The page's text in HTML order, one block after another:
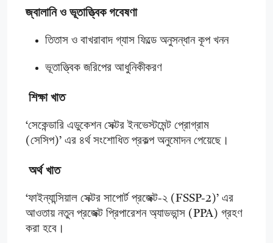
জ্বালানি ও ভূতাত্ত্বিক গবেষণা
তিতাস ও বাখরাবাদ গ্যাস ফিল্ডে অনুসন্ধান কূপ খনন
ভূতাত্ত্বিক জরিপের আধুনিকীকরণ
শিক্ষা খাত
‘সেকেন্ডারি এডুকেশন সেক্টর ইনভেস্টমেন্ট প্রোগ্রাম
(সেসিপ)’ এর ৪র্থ সংশোধিত প্রকল্প অনুমোদন পেয়েছে।
অর্থ খাত
‘ফাইন্যান্সিয়াল সেক্টর সাপোর্ট প্রজেক্ট-২ (FSSP-2)’ এর
আওতায় নতুন প্রজেক্ট প্রিপারেশন অ্যাডভান্স (PPA) গ্রহণ
করা হবে।